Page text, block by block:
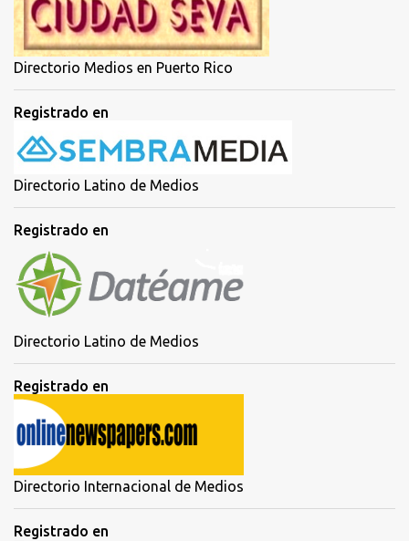
Directorio Medios en Puerto Rico
Registrado en
Directorio Latino de Medios
Registrado en
Directorio Latino de Medios
Registrado en
Directorio Internacional de Medios
Registrado en